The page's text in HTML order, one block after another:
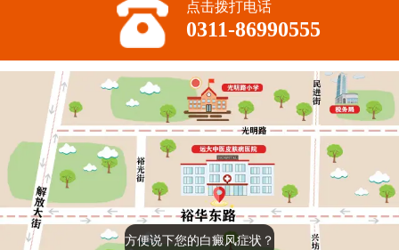
点击拨打电话
0311-86990555
方便说下您的白癜风症状？